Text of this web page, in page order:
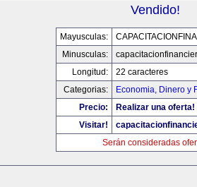
Vendido!
Mayusculas:
Minusculas:
Longitud:
22 caracteres
Categorias:
Economia, Dinero y
Precio:
Realizar una oferta!
Visitar!
Serán consideradas